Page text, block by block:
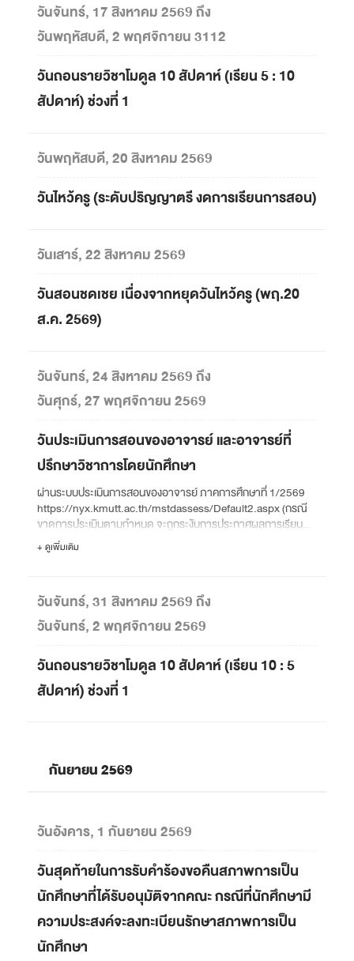
วันจันทร์, 17 สิงหาคม 2569 ถึง
วันพฤหัสบดี, 2 พฤศจิกายน 3112
วันถอนรายวิชาโมดูล 10 สัปดาห์ (เรียน 5 : 10
สัปดาห์) ช่วงที่ 1
วันพฤหัสบดี, 20 สิงหาคม 2569
วันไหว้ครู (ระดับปริญญาตรี งดการเรียนการสอน)
วันเสาร์, 22 สิงหาคม 2569
วันสอนชดเชย เนื่องจากหยุดวันไหว้ครู (พฤ.20
ส.ค. 2569)
วันจันทร์, 24 สิงหาคม 2569 ถึง
วันศุกร์, 27 พฤศจิกายน 2569
วันประเมินการสอนของอาจารย์ และอาจารย์ที่
ปรึกษาวิชาการโดยนักศึกษา
ผ่านระบบประเมินการสอนของอาจารย์ ภาคการศึกษาที่ 1/2569
https://nyx.kmutt.ac.th/mstdassess/Default2.aspx (กรณี
ขาดการประเมินตามกำหนด จะถูกระงับการประกาศผลการเรียน
ชั่วคราว)
+ ดูเพิ่มเติม
วันจันทร์, 31 สิงหาคม 2569 ถึง
วันจันทร์, 2 พฤศจิกายน 2569
วันถอนรายวิชาโมดูล 10 สัปดาห์ (เรียน 10 : 5
สัปดาห์) ช่วงที่ 1
กันยายน 2569
วันอังคาร, 1 กันยายน 2569
วันสุดท้ายในการรับคำร้องขอคืนสภาพการเป็น
นักศึกษาที่ได้รับอนุมัติจากคณะ กรณีที่นักศึกษามี
ความประสงค์จะลงทะเบียนรักษาสภาพการเป็น
นักศึกษา